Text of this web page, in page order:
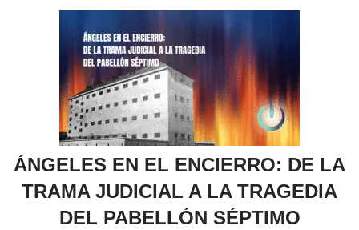
ÁNGELES EN EL ENCIERRO: DE LA
TRAMA JUDICIAL A LA TRAGEDIA
DEL PABELLÓN SÉPTIMO